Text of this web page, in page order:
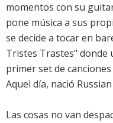
momentos con su
pone música a sus
se decide a tocar en
Tristes Trastes" donde
primer set de
Aquel día, nació Russian
Las cosas no van